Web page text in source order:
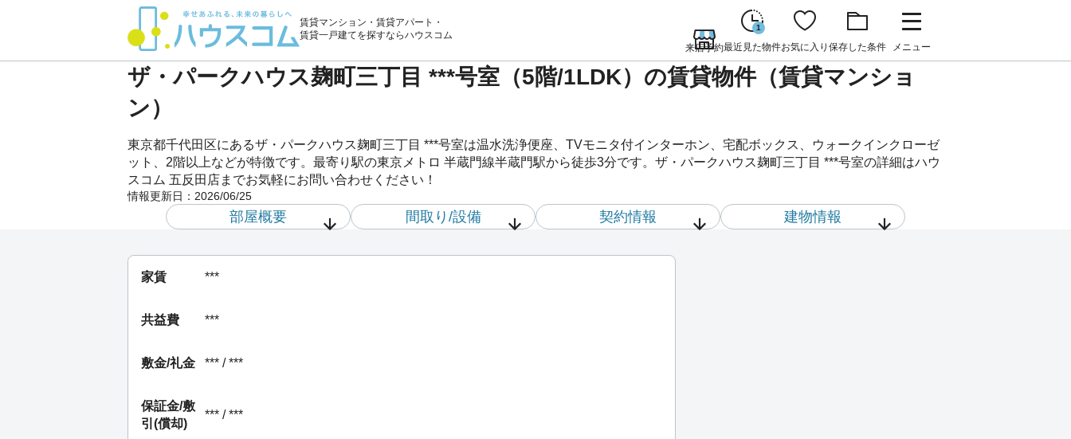
賃貸マンション・賃貸アパート・
賃貸一戸建てを探すならハウスコム
来店予約
1
最近見た物件お気に入り 保存した条件 メニュー
ザ・パークハウス麹町三丁目 ***号室（5階/1LDK）の賃貸物件（賃貸マンショ
ン）
東京都千代田区にあるザ・パークハウス麹町三丁目 ***号室は温水洗浄便座、TVモニタ付インターホン、宅配ボックス、ウォークインクローゼ
ット、2階以上などが特徴です。最寄り駅の東京メトロ 半蔵門線半蔵門駅から徒歩3分です。ザ・パークハウス麹町三丁目 ***号室の詳細はハウ
スコム 五反田店までお気軽にお問い合わせください！
情報更新日： 2026/06/25
部屋概要 間取り/設備 契約情報 建物情報
家賃 ***
共益費 ***
敷金/礼金 *** / ***
保証金/敷
引(償却)
*** / ***